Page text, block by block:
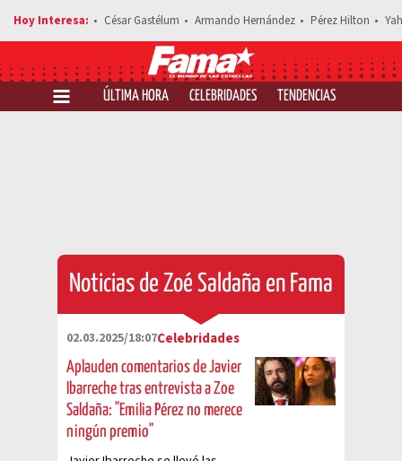
César Gastélum Armando Hernández Pérez Hilton
ÚLTIMA HORA CELEBRIDADES TENDENCIAS
Noticias de Zoé Saldaña en Fama
02.03.2025/18:07Celebridades
Aplauden comentarios de Javier
Ibarreche tras entrevista a Zoe
Saldaña: "Emilia Pérez no merece
ningún premio"